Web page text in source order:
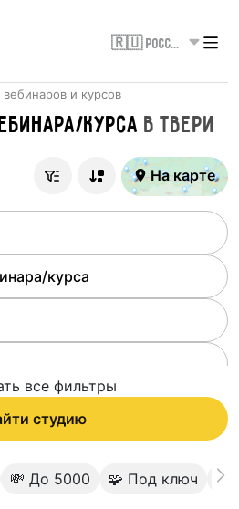
🇷🇺 Россия
вебинаров и курсов
курса вТвери
На карте
все фильтры
студию
💸 До 5000 🧩 Под ключ 🎬